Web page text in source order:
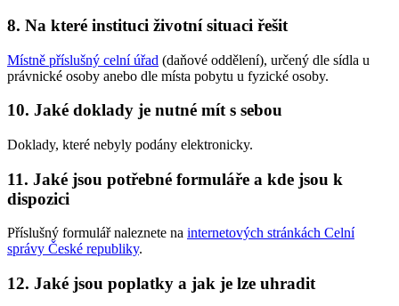
8. Na které instituci životní situaci řešit
Místně příslušný celní úřad (daňové oddělení), určený dle sídla u
právnické osoby anebo dle místa pobytu u fyzické osoby.
10. Jaké doklady je nutné mít s sebou
Doklady, které nebyly podány elektronicky.
11. Jaké jsou potřebné formuláře a kde jsou k
dispozici
Příslušný formulář naleznete na internetových stránkách Celní
správy České republiky.
12. Jaké jsou poplatky a jak je lze uhradit